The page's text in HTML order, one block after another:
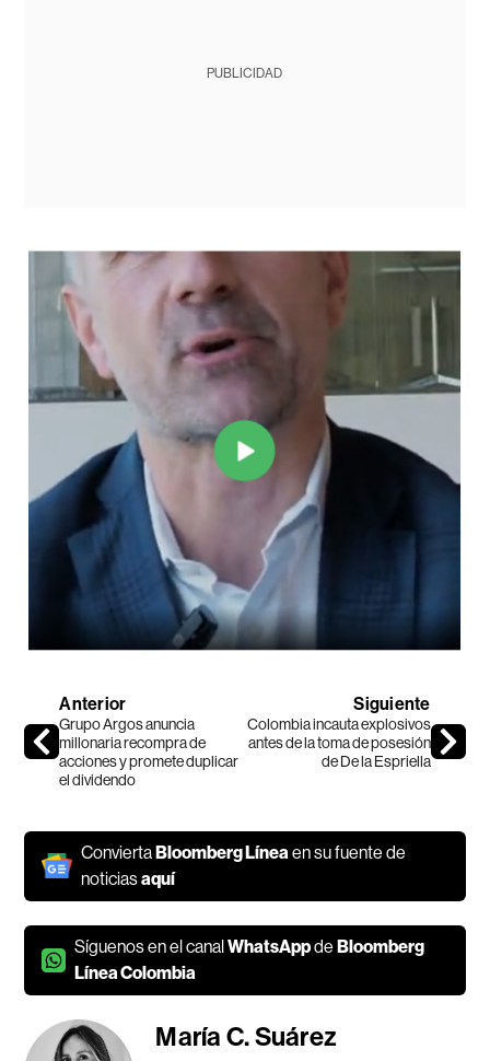
PUBLICIDAD
Anterior
Grupo Argos anuncia
millonaria recompra de
acciones y promete duplicar
el dividendo
Siguiente
Colombia incauta explosivos
antes de la toma de posesión
de De la Espriella
ConviertaBloomberg Línea en su fuente de
noticiasaquí
Síguenos en el canalWhatsAppdeBloomberg
Línea Colombia
María C. Suárez